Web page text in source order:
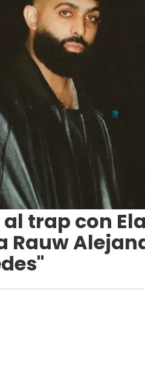
trap con